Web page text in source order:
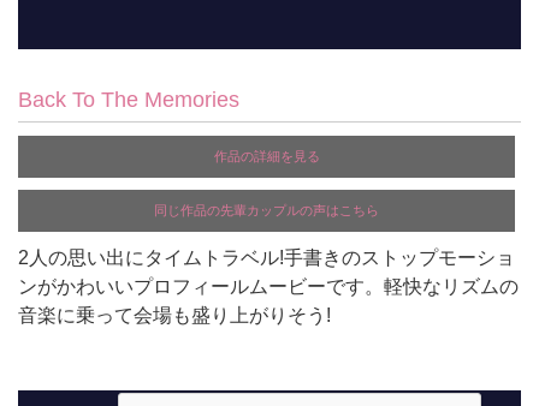
Back To The Memories
作品の詳細を見る
同じ作品の先輩カップルの声はこちら
2人の思い出にタイムトラベル!手書きのストップモーショ
ンがかわいいプロフィールムービーです。軽快なリズムの
音楽に乗って会場も盛り上がりそう!